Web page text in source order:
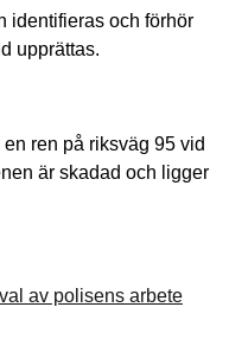
identifieras och förhör
upprättas.
ren på riksväg 95 vid
är skadad och ligger
av polisens arbete